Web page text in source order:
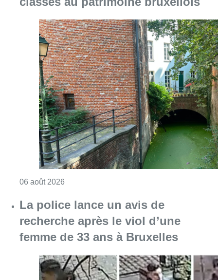
06 août 2026Consulter l'article "Saint-Géry : un ancien
La police lance un avis de
recherche après le viol d’une
femme de 33 ans à Bruxelles